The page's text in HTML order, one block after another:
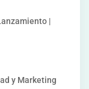
|
y Marketing